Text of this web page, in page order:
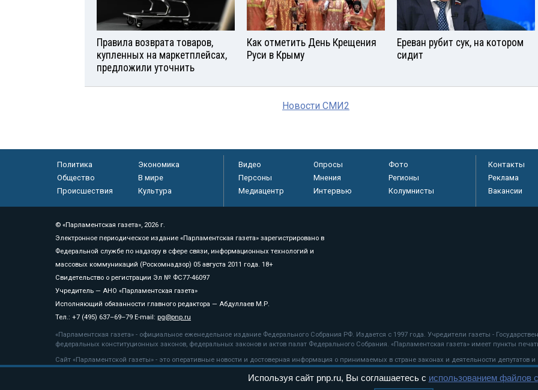
Правила возврата товаров,
купленных на маркетплейсах,
предложили уточнить
Как отметить День Крещения
Руси в Крыму
Ереван рубит сук, на котором
сидит
Новости СМИ2
Политика
Экономика
Общество
В мире
Происшествия
Культура
Видео Опросы
Фото
Персоны
Мнения
Регионы
Медиацентр
Интервью Колумнисты
Контакты
Реклама
Вакансии
© «Парламентская газета», 2026 г.
Электронное периодическое издание «Парламентская газета» зарегистрировано в
Федеральной службе по надзору в сфере связи, информационных технологий и
массовых коммуникаций (Роскомнадзор) 05 августа 2011 года. 18+
Свидетельство о регистрации Эл № ФС77-46097
Учредитель — АНО «Парламентская газета»
Исполняющий обязанности главного редактора — Абдуллаев М.Р.
Тел.: +7 (495) 637–69–79 E-mail: pg@pnp.ru
«Парламентская газета» - официальное еженедельное издание Федерального Собрания РФ. Издается с 1997 года. Учредители газеты -
федеральных конституционных законов, федеральных законов и актов палат Федерального Собрания. «Парламентская газета» имеет пункты
Сайт «Парламентской газеты» - это оперативные новости и достоверная информация о принимаемых в стране законах и деятельности депутатов
«Парламентской газеты» активная ссылка на pnp.ru обязательна.
рекомендательные технологии
Используя сайт pnp.ru, Вы соглашаетесь с использованием файлов